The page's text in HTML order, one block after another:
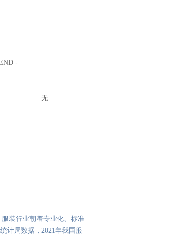
-
无
装行业朝着专业化、标准
计局数据，2021年我国服